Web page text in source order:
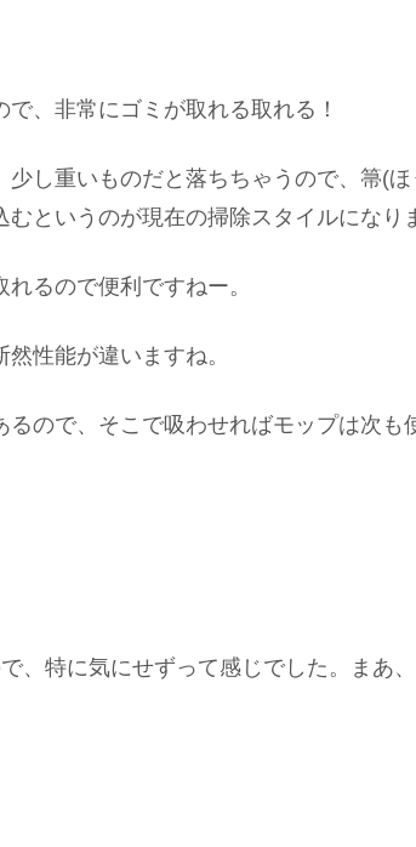
、非常にゴミが取れる取れる！
し重いものだと落ちちゃうので、箒(ほ
というのが現在の掃除スタイルになり
るので便利ですねー。
性能が違いますね。
ので、そこで吸わせればモップは次も
、特に気にせずって感じでした。まあ